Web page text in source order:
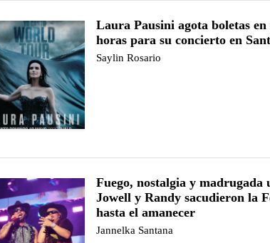
Laura Pausini agota boletas en
horas para su concierto en
Saylin Rosario
Fuego, nostalgia y madrugada
Jowell y Randy sacudieron la
hasta el amanecer
Jannelka Santana